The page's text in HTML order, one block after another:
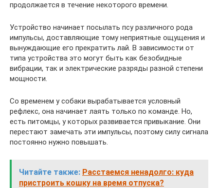
продолжается в течение некоторого времени.
Устройство начинает посылать псу различного рода
импульсы, доставляющие тому неприятные ощущения и
вынуждающие его прекратить лай. В зависимости от
типа устройства это могут быть как безобидные
вибрации, так и электрические разряды разной степени
мощности.
Со временем у собаки вырабатывается условный
рефлекс, она начинает лаять только по команде. Но,
есть питомцы, у которых развивается привыкание. Они
перестают замечать эти импульсы, поэтому силу сигнала
постоянно нужно повышать.
Читайте также: Расстаемся ненадолго: куда
пристроить кошку на время отпуска?